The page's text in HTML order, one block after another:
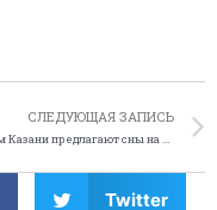
СЛЕДУЮЩАЯ ЗАПИСЬ
Жителям Казани предлагают сны на заказ
Twitter